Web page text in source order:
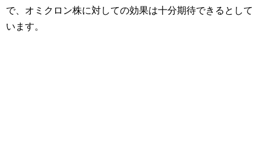
で、オミクロン株に対しての効果は十分期待できるとして
います。